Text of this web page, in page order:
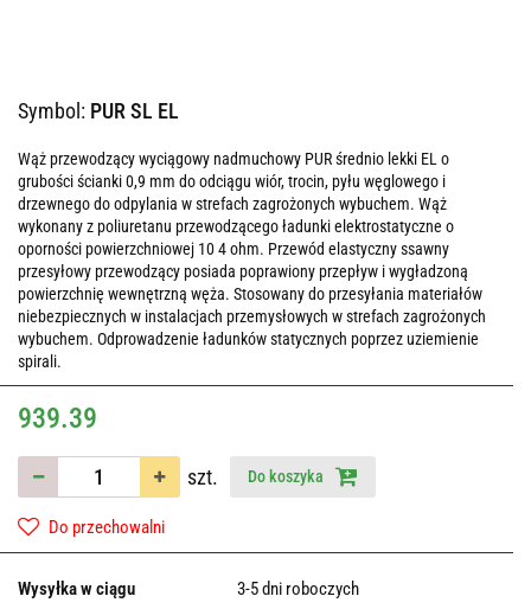
Symbol: PUR SL EL
Wąż przewodzący wyciągowy nadmuchowy PUR średnio lekki EL o
grubości ścianki 0,9 mm do odciągu wiór, trocin, pyłu węglowego i
drzewnego do odpylania w strefach zagrożonych wybuchem. Wąż
wykonany z poliuretanu przewodzącego ładunki elektrostatyczne o
oporności powierzchniowej 10 4 ohm. Przewód elastyczny ssawny
przesyłowy przewodzący posiada poprawiony przepływ i wygładzoną
powierzchnię wewnętrzną węża. Stosowany do przesyłania materiałów
niebezpiecznych w instalacjach przemysłowych w strefach zagrożonych
wybuchem. Odprowadzenie ładunków statycznych poprzez uziemienie
spirali.
939.39
szt. Do koszyka
Do przechowalni
Wysyłka w ciągu 3-5 dni roboczych